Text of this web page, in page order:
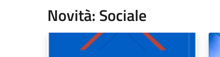
Novità: Sociale